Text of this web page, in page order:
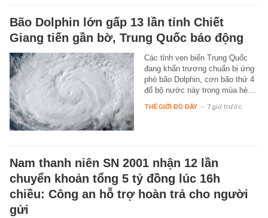
Bão Dolphin lớn gấp 13 lần tỉnh Chiết
Giang tiến gần bờ, Trung Quốc báo động
Các tỉnh ven biển Trung Quốc
đang khẩn trương chuẩn bị ứng
phó bão Dolphin, cơn bão thứ 4
đổ bộ nước này trong mùa hè…
THẾ GIỚI ĐÓ ĐÂY - 7 giờ trước
Nam thanh niên SN 2001 nhận 12 lần
chuyển khoản tổng 5 tỷ đồng lúc 16h
chiều: Công an hỗ trợ hoàn trả cho người
gửi